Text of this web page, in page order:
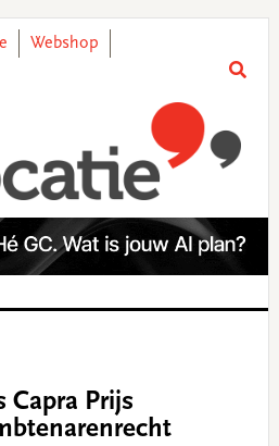
Webshop
Capra Prijs